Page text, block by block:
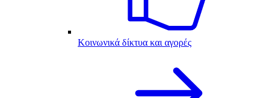
Κοινωνικά δίκτυα και αγορές